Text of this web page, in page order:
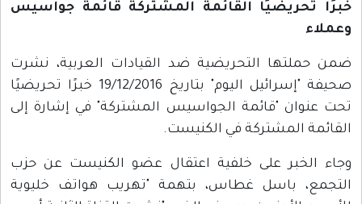
خبرًا تحريضيًا القائمة المشتركة قائمة جواسيس
وعملاء
ضمن حملتها التحريضية ضد القيادات العربية، نشرت
صحيفة "إسرائيل اليوم" بتاريخ 19/12/2016 خبرًا تحريضيًا
تحت عنوان "قائمة الجواسيس المشتركة" في إشارة إلى
القائمة المشتركة في الكنيست.
وجاء الخبر على خلفية اعتقال عضو الكنيست عن حزب
التجمع، باسل غطاس، بتهمة "تهريب هواتف خليوية